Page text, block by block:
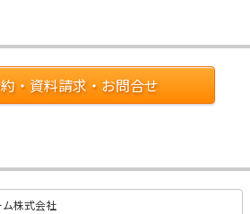
・資料請求・お問合せ
株式会社